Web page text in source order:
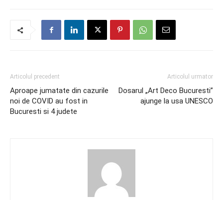
Articolul precedent
Aproape jumatate din cazurile
noi de COVID au fost in
Bucuresti si 4 judete
Articolul urmator
Dosarul „Art Deco Bucuresti”
ajunge la usa UNESCO